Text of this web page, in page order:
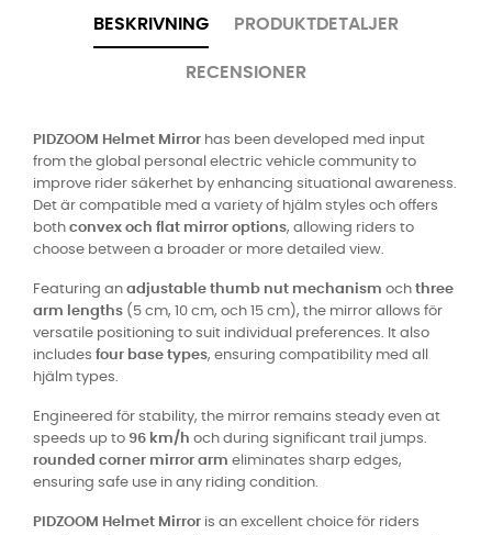
BESKRIVNING PRODUKTDETALJER
RECENSIONER
PIDZOOM Helmet Mirror has been developed med input
from the global personal electric vehicle community to
improve rider säkerhet by enhancing situational awareness.
Det är compatible med a variety of hjälm styles och offers
both convex och flat mirror options, allowing riders to
choose between a broader or more detailed view.
Featuring an adjustable thumb nut mechanism och three
arm lengths (5 cm, 10 cm, och 15 cm), the mirror allows för
versatile positioning to suit individual preferences. It also
includes four base types, ensuring compatibility med all
hjälm types.
Engineered för stability, the mirror remains steady even at
speeds up to 96 km/h och during significant trail jumps.
rounded corner mirror arm eliminates sharp edges,
ensuring safe use in any riding condition.
PIDZOOM Helmet Mirror is an excellent choice för riders